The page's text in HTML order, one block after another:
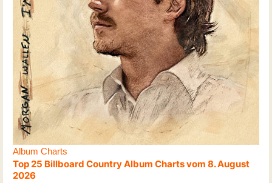
Album Charts
Top 25 Billboard Country Album Charts vom 8. August
2026